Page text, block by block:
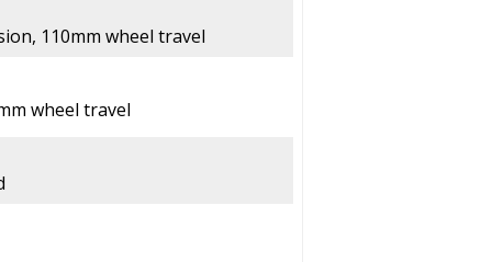
110mm wheel travel
wheel travel